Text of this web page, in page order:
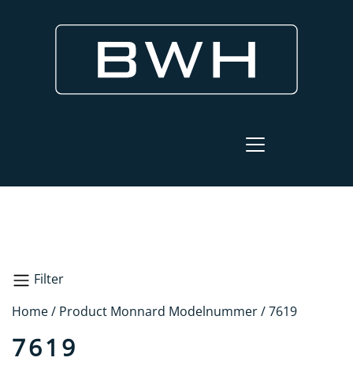
Filter
Zoeken
Home/ Product Monnard Modelnummer / 7619
7619